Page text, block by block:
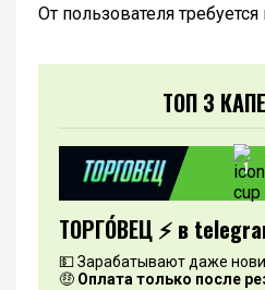
От пользователя
ТОП 3
1
ТОРГО́ВЕЦ ⚡️ в
💵 Зарабатывают даже
🤑 Оплата только после